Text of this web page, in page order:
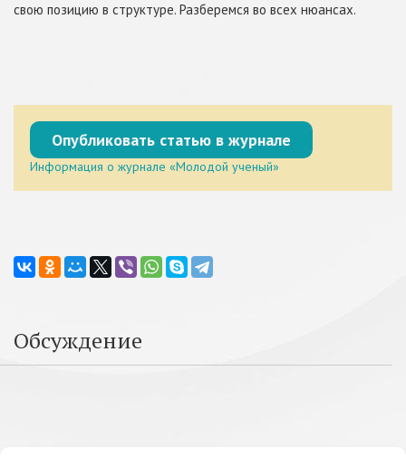
свою позицию в структуре. Разберемся во всех нюансах.
Опубликовать статью в журнале
Информация о журнале «Молодой ученый»
Обсуждение